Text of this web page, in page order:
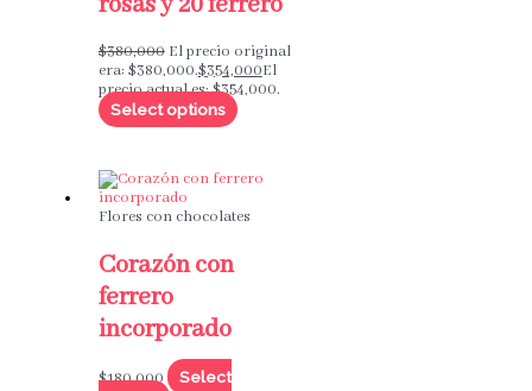
$380,000 El precio original
era: $380,000.$354,000El
precio actual es: $354,000.
Select options
Flores con chocolates
Corazón con
ferrero
incorporado
$180,000
Select